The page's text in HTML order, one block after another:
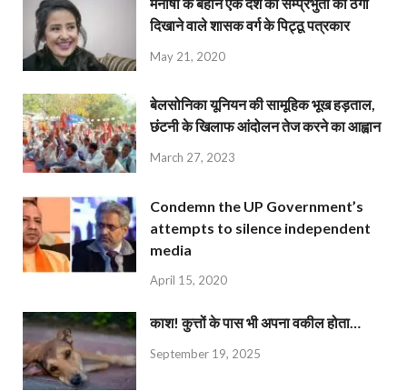
दिखाने वाले शासक वर्ग के पिट्ठू पत्रकार
May 21, 2020
बेलसोनिका यूनियन की सामूहिक भूख हड़ताल,
छंटनी के खिलाफ आंदोलन तेज करने का आह्वान
March 27, 2023
Condemn the UP Government’s
attempts to silence independent
media
April 15, 2020
काश! कुत्तों के पास भी अपना वकील होता…
September 19, 2025